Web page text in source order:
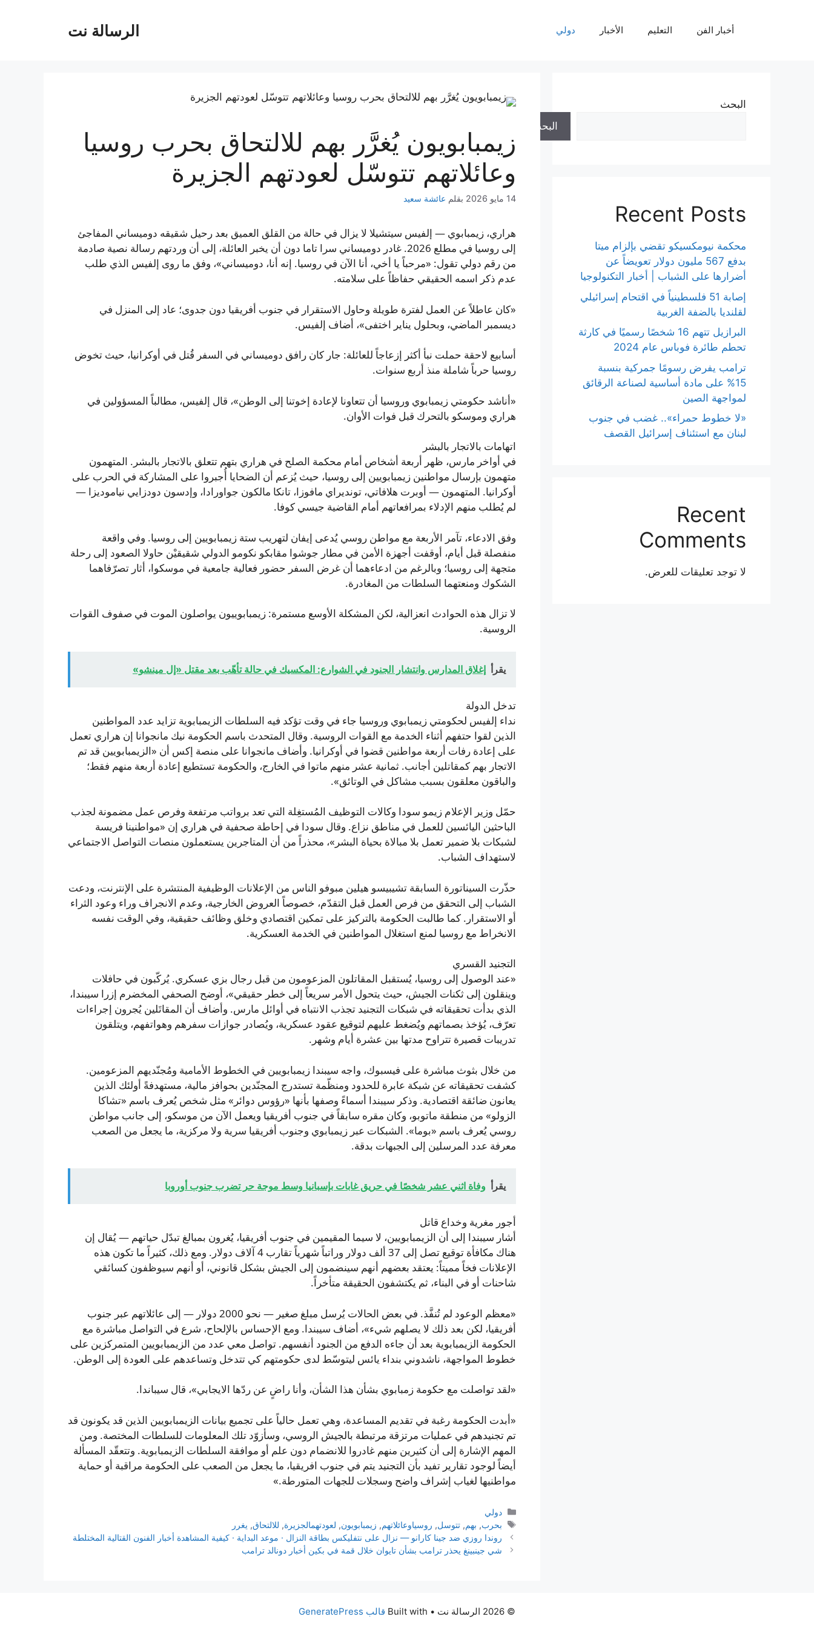
الرسالة نت أخبار الفن التعليم الأخبار دولي
زيمبابويون يُغرَّر بهم للالتحاق بحرب روسيا
وعائلاتهم تتوسّل لعودتهم الجزيرة
14 مايو 2026 بقلم عائشة سعيد
هراري، زيمبابوي — إلفيس سيتشيلا لا يزال في حالة من القلق العميق بعد رحيل شقيقه دوميساني المفاجئ
إلى روسيا في مطلع 2026. غادر دوميساني سرا تاما دون أن يخبر العائلة، إلى أن وردتهم رسالة نصية صادمة
من رقم دولي تقول: «مرحباً يا أخي، أنا الآن في روسيا. إنه أنا، دوميساني»، وفق ما روى إلفيس الذي طلب
عدم ذكر اسمه الحقيقي حفاظاً على سلامته.
«كان عاطلاً عن العمل لفترة طويلة وحاول الاستقرار في جنوب أفريقيا دون جدوى؛ عاد إلى المنزل في
ديسمبر الماضي، وبحلول يناير اختفى»، أضاف إلفيس.
أسابيع لاحقة حملت نبأ أكثر إزعاجاً للعائلة: جار كان رافق دوميساني في السفر قُتل في أوكرانيا، حيث تخوض
روسيا حرباً شاملة منذ أربع سنوات.
«أناشد حكومتي زيمبابوي وروسيا أن تتعاونا لإعادة إخوتنا إلى الوطن»، قال إلفيس، مطالباً المسؤولين في
هراري وموسكو بالتحرك قبل فوات الأوان.
اتهامات بالاتجار بالبشر
في أواخر مارس، ظهر أربعة أشخاص أمام محكمة الصلح في هراري بتهم تتعلق بالاتجار بالبشر. المتهمون
متهمون بإرسال مواطنين زيمبابويين إلى روسيا، حيث يُزعم أن الضحايا أُجبروا على المشاركة في الحرب على
أوكرانيا. المتهمون — أوبرت هلافاتي، تونديراي مافوزا، تانكا مالكون جواورادا، وإدسون دودزايي نياموديزا —
لم يُطلب منهم الإدلاء بمرافعاتهم أمام القاضية جيسي كوفا.
وفق الادعاء، تآمر الأربعة مع مواطن روسي يُدعى إيفان لتهريب ستة زيمبابويين إلى روسيا. وفي واقعة
منفصلة قبل أيام، أوقفت أجهزة الأمن في مطار جوشوا مقابكو نكومو الدولي شقيقيْن حاولا الصعود إلى رحلة
متجهة إلى روسيا؛ وبالرغم من ادعاءهما أن غرض السفر حضور فعالية جامعية في موسكوا، أثار تصرّفاهما
الشكوك ومنعتهما السلطات من المغادرة.
لا تزال هذه الحوادث انعزالية، لكن المشكلة الأوسع مستمرة: زيمبابوييون يواصلون الموت في صفوف القوات
الروسية.
يقرأ إغلاق المدارس وانتشار الجنود في الشوارع: المكسيك في حالة تأهّب بعد مقتل «إل مينشو»
تدخل الدولة
نداء إلفيس لحكومتي زيمبابوي وروسيا جاء في وقت تؤكد فيه السلطات الزيمبابوية تزايد عدد المواطنين
الذين لقوا حتفهم أثناء الخدمة مع القوات الروسية. وقال المتحدث باسم الحكومة نيك مانجوانا إن هراري تعمل
على إعادة رفات أربعة مواطنين قضوا في أوكرانيا. وأضاف مانجوانا على منصة إكس أن «الزيمبابويين قد تم
الاتجار بهم كمقاتلين أجانب. ثمانية عشر منهم ماتوا في الخارج، والحكومة تستطيع إعادة أربعة منهم فقط؛
والباقون معلقون بسبب مشاكل في الوتائق».
حمّل وزير الإعلام زيمو سودا وكالات التوظيف المُستغِلة التي تعد برواتب مرتفعة وفرص عمل مضمونة لجذب
الباحثين اليائسين للعمل في مناطق نزاع. وقال سودا في إحاطة صحفية في هراري إن «مواطنينا فريسة
لشبكات بلا ضمير تعمل بلا مبالاة بحياة البشر»، محذراً من أن المتاجرين يستعملون منصات التواصل الاجتماعي
لاستهداف الشباب.
حذّرت السيناتورة السابقة تشيبيسو هيلين مبوفو الناس من الإعلانات الوظيفية المنتشرة على الإنترنت، ودعت
الشباب إلى التحقق من فرص العمل قبل التقدّم، خصوصاً العروض الخارجية، وعدم الانجراف وراء وعود الثراء
أو الاستقرار. كما طالبت الحكومة بالتركيز على تمكين اقتصادي وخلق وظائف حقيقية، وفي الوقت نفسه
الانخراط مع روسيا لمنع استغلال المواطنين في الخدمة العسكرية.
التجنيد القسري
«عند الوصول إلى روسيا، يُستقبل المقاتلون المزعومون من قبل رجال بزي عسكري. يُركّبون في حافلات
وينقلون إلى ثكنات الجيش، حيث يتحول الأمر سريعاً إلى خطر حقيقي»، أوضح الصحفي المخضرم إزرا سيبندا،
الذي بدأت تحقيقاته في شبكات التجنيد تجذب الانتباه في أوائل مارس. وأضاف أن المقاتَلين يُجرون إجراءات
تعرّف، يُؤخذ بصماتهم ويُضغط عليهم لتوقيع عقود عسكرية، ويُصادر جوازات سفرهم وهواتفهم، ويتلقون
تدريبات قصيرة تتراوح مدتها بين عشرة أيام وشهر.
من خلال بثوث مباشرة على فيسبوك، واجه سيبندا زيمبابويين في الخطوط الأمامية ومُجنّديهم المزعومين.
كشفت تحقيقاته عن شبكة عابرة للحدود ومنظّمة تستدرج المجنّدين بحوافز مالية، مستهدفةً أولئك الذين
يعانون ضائقة اقتصادية. وذكر سيبندا أسماءً وصفها بأنها «رؤوس دوائر» مثل شخص يُعرف باسم «تشاكا
الزولو» من منطقة ماتوبو، وكان مقره سابقاً في جنوب أفريقيا ويعمل الآن من موسكو، إلى جانب مواطن
روسي يُعرف باسم «بوما». الشبكات عبر زيمبابوي وجنوب أفريقيا سرية ولا مركزية، ما يجعل من الصعب
معرفة عدد المرسلين إلى الجبهات بدقة.
يقرأ وفاة اثني عشر شخصًا في حريق غابات بإسبانيا وسط موجة حر تضرب جنوب أوروبا
أجور مغرية وخداع قاتل
أشار سيبندا إلى أن الزيمبابويين، لا سيما المقيمين في جنوب أفريقيا، يُغرون بمبالغ تبدّل حياتهم — يُقال إن
هناك مكافأة توقيع تصل إلى 37 ألف دولار وراتباً شهرياً تقارب 4 آلاف دولار. ومع ذلك، كثيراً ما تكون هذه
الإعلانات فخاً مميتاً: يعتقد بعضهم أنهم سينضمون إلى الجيش بشكل قانوني، أو أنهم سيوظفون كسائقي
شاحنات أو في البناء، ثم يكتشفون الحقيقة متأخراً.
«معظم الوعود لم تُنفَّذ. في بعض الحالات يُرسل مبلغ صغير — نحو 2000 دولار — إلى عائلاتهم عبر جنوب
أفريقيا، لكن بعد ذلك لا يصلهم شيء»، أضاف سيبندا. ومع الإحساس بالإلحاح، شرع في التواصل مباشرة مع
الحكومة الزيمبابوية بعد أن جاءه الدفع من الجنود أنفسهم. تواصل معي عدد من الزيمبابويين المتمركزين على
خطوط المواجهة، ناشدوني بنداء يائس ليتوسّط لدى حكومتهم كي تتدخل وتساعدهم على العودة إلى الوطن.
«لقد تواصلت مع حكومة زمبابوي بشأن هذا الشأن، وأنا راضٍ عن ردّها الايجابي»، قال سيباندا.
«أبدت الحكومة رغبة في تقديم المساعدة، وهي تعمل حالياً على تجميع بيانات الزيمبابويين الذين قد يكونون قد
تم تجنيدهم في عمليات مرتزقة مرتبطة بالجيش الروسي، وسأزوّد تلك المعلومات للسلطات المختصة. ومن
المهم الإشارة إلى أن كثيرين منهم غادروا للانضمام دون علم أو موافقة السلطات الزيمبابوية. وتتعقّد المسألة
أيضاً لوجود تقارير تفيد بأن التجنيد يتم في جنوب افريقيا، ما يجعل من الصعب على الحكومة مراقبة أو حماية
مواطنيها لغياب إشراف واضح وسجلات للجهات المتورطة.»
التصنيفات
دولي
الوسوم
بحرب, بهم,تتوسل, روسياوعائلاتهم, زيمبابويون, لعودتهمالجزيرة, للالتحاق, يغرر
روندا روزي ضد جينا كارانو — نزال على نتفليكس بطاقة النزال · موعد البداية · كيفية المشاهدة أخبار الفنون القتالية المختلطة
شي جينبينغ يحذر ترامب بشأن تايوان خلال قمة في بكين أخبار دونالد ترامب
البحث
البحث
Recent Posts
محكمة نيومكسيكو تقضي بإلزام ميتا
بدفع 567 مليون دولار تعويضاً عن
أضرارها على الشباب | أخبار التكنولوجيا
إصابة 51 فلسطينياً في اقتحام إسرائيلي
لقلنديا بالضفة الغربية
البرازيل تتهم 16 شخصًا رسميًا في كارثة
تحطم طائرة فوباس عام 2024
ترامب يفرض رسومًا جمركية بنسبة
15% على مادة أساسية لصناعة الرقائق
لمواجهة الصين
«لا خطوط حمراء».. غضب في جنوب
لبنان مع استئناف إسرائيل القصف
Recent
Comments
لا توجد تعليقات للعرض.
© 2026 الرسالة نت • Built with قالب GeneratePress